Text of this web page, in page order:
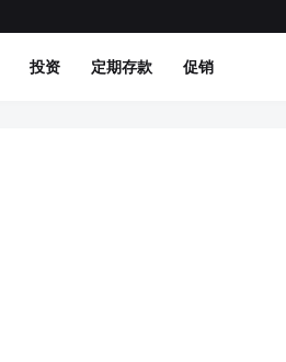
投资 定期存款 促销